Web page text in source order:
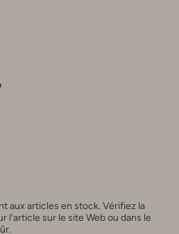
aux articles en stock. Vérifiez la
l'article sur le site Web ou dans le